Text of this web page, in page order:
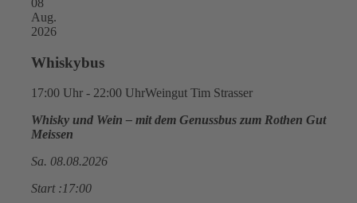
Aug.
2026
Whiskybus
17:00 Uhr - 22:00 UhrWeingut Tim Strasser
Whisky und Wein – mit dem Genussbus zum Rothen Gut
Meissen
Sa. 08.08.2026
Start :17:00